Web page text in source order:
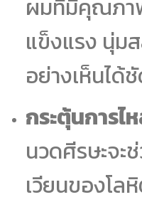
ผมที่มีคุณภา
แข็งแรง นุ่ม
อย่างเห็นได้
กระตุ้นการไ
นวดศีรษะจะ
เวียนของโล